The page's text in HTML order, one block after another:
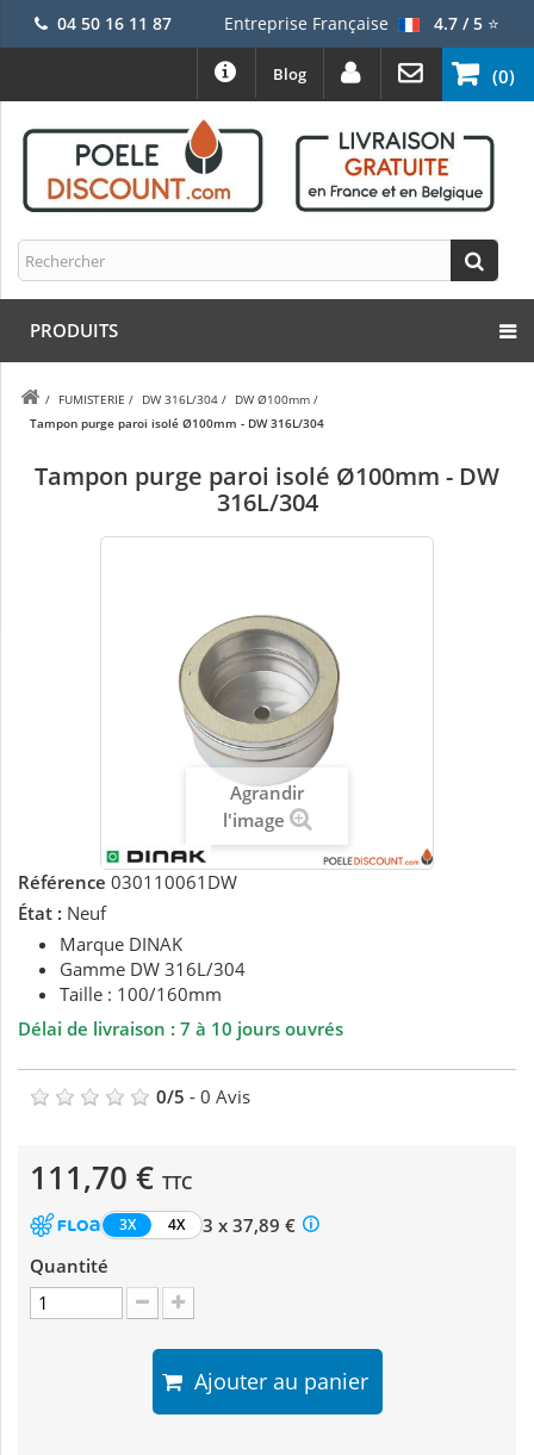
04 50 16 11 87 Entreprise Française 4.7 / 5⭐
(0)
Blog
PRODUITS
/ FUMISTERIE / DW 316L/304 / DW Ø100mm /
Tampon purge paroi isolé Ø100mm - DW 316L/304
Tampon purge paroi isolé Ø100mm - DW
316L/304
Agrandir
l'image
Référence 030110061DW
État : Neuf
Marque DINAK
Gamme DW 316L/304
Taille : 100/160mm
Délai de livraison : 7 à 10 jours ouvrés
0/5 - 0 Avis
111,70 € TTC
3X 4X
3 x 37,89 €
Quantité
Ajouter au panier